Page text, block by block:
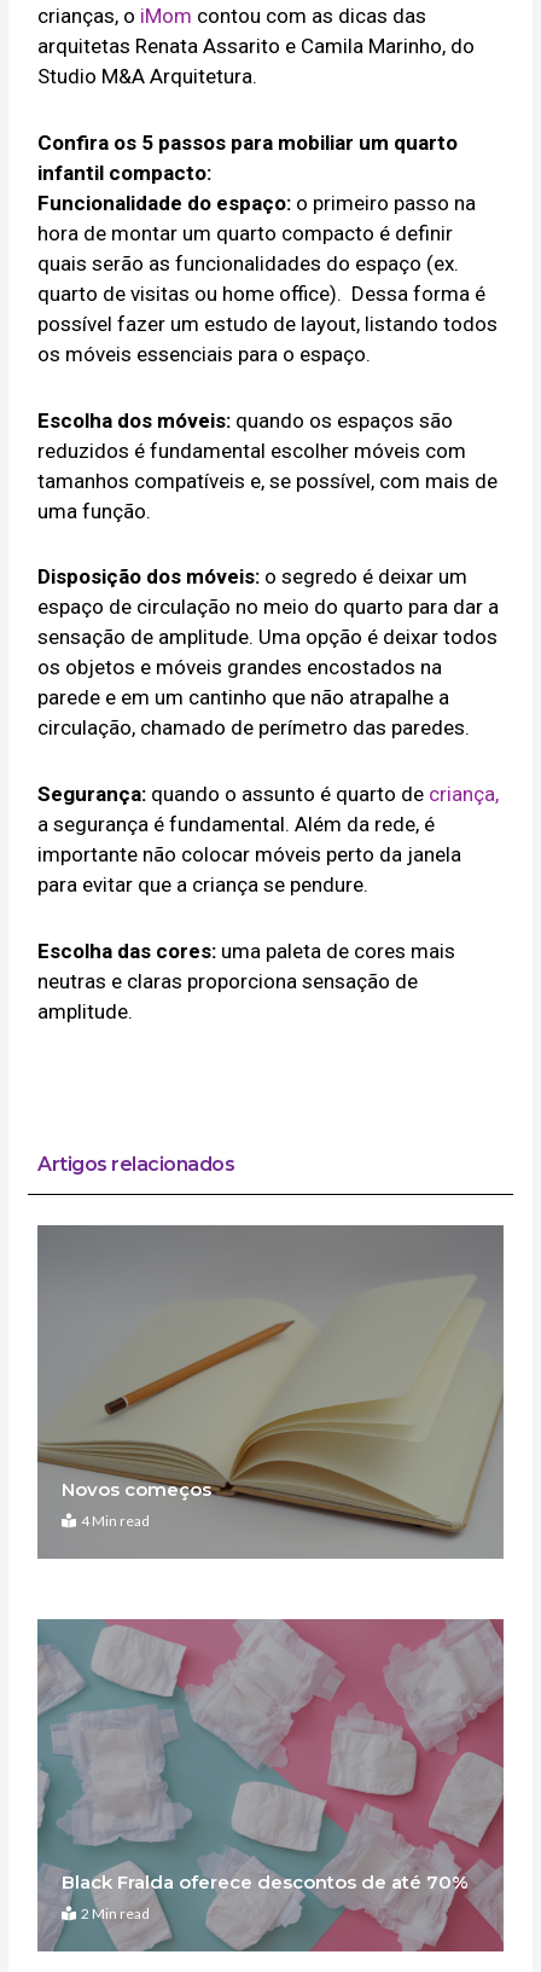
crianças, o iMom contou com as dicas das
arquitetas Renata Assarito e Camila Marinho, do
Studio M&A Arquitetura.
Confira os 5 passos para mobiliar um quarto
infantil compacto:
Funcionalidade do espaço: o primeiro passo na
hora de montar um quarto compacto é definir
quais serão as funcionalidades do espaço (ex.
quarto de visitas ou home office). Dessa forma é
possível fazer um estudo de layout, listando todos
os móveis essenciais para o espaço.
Escolha dos móveis: quando os espaços são
reduzidos é fundamental escolher móveis com
tamanhos compatíveis e, se possível, com mais de
uma função.
Disposição dos móveis: o segredo é deixar um
espaço de circulação no meio do quarto para dar a
sensação de amplitude. Uma opção é deixar todos
os objetos e móveis grandes encostados na
parede e em um cantinho que não atrapalhe a
circulação, chamado de perímetro das paredes.
Segurança: quando o assunto é quarto de criança,
a segurança é fundamental. Além da rede, é
importante não colocar móveis perto da janela
para evitar que a criança se pendure.
Escolha das cores: uma paleta de cores mais
neutras e claras proporciona sensação de
amplitude.
Artigos relacionados
Novos começos
4 Min read
Black Fralda oferece descontos de até 70%
2 Min read